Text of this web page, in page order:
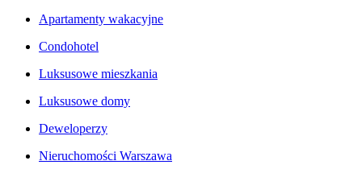
Apartamenty wakacyjne
Condohotel
Luksusowe mieszkania
Luksusowe domy
Deweloperzy
Nieruchomości Warszawa